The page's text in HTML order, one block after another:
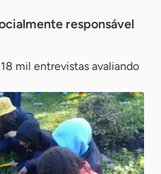
responsável
mil entrevistas avaliando